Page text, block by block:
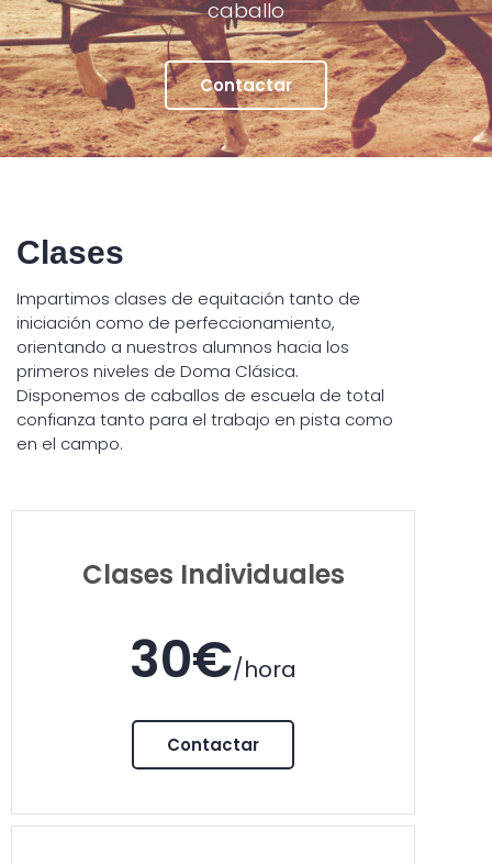
caballo
Contactar
Clases
Impartimos clases de equitación tanto de
iniciación como de perfeccionamiento,
orientando a nuestros alumnos hacia los
primeros niveles de Doma Clásica.
Disponemos de caballos de escuela de total
confianza tanto para el trabajo en pista como
Clases Individuales
30€/hora
Contactar